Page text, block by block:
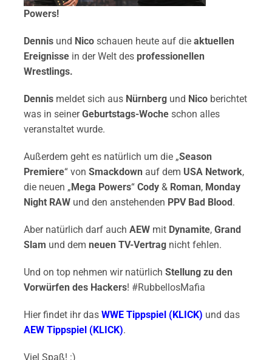
Powers!
Dennis und Nicoschauen heute auf die aktuellen
Ereignisse in der Welt desprofessionellen
Wrestlings.
Dennismeldet sich aus Nürnbergund Nicoberichtet
was in seinerGeburtstags-Wocheschon alles
veranstaltet wurde.
Außerdem geht es natürlich um die „Season
Premiere“ von Smackdown auf dem USA Network,
die neuen „Mega Powers“ Cody& Roman, Monday
Night RAWund den anstehenden PPV Bad Blood.
Aber natürlich darf auch AEWmit Dynamite, Grand
Slam und dem neuen TV-Vertragnicht fehlen.
Und on top nehmen wir natürlich Stellung zu den
Vorwürfen des Hackers! #RubbellosMafia
Hier findet ihr das WWE Tippspiel (KLICK) und das
AEW Tippspiel (KLICK).
Viel Spaß! :)